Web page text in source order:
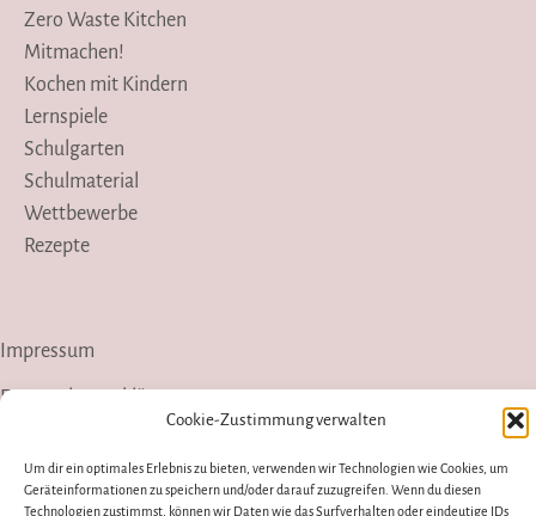
Cookie-Zustimmung verwalten
Um dir ein optimales Erlebnis zu bieten, verwenden wir Technologien wie Cookies, um
Geräteinformationen zu speichern und/oder darauf zuzugreifen. Wenn du diesen
Technologien zustimmst, können wir Daten wie das Surfverhalten oder eindeutige IDs
Zero Waste Kitchen
Mitmachen!
Kochen mit Kindern
Lernspiele
Schulgarten
Schulmaterial
Wettbewerbe
Rezepte
Impressum
Datenschutzerklärung
InstagramYouTube